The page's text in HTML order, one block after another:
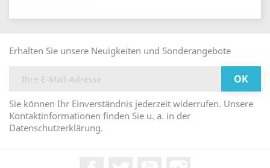
Erhalten Sie unsere Neuigkeiten und Sonderangebote
Sie können Ihr Einverständnis jederzeit widerrufen. Unsere
Kontaktinformationen finden Sie u. a. in der
Datenschutzerklärung.